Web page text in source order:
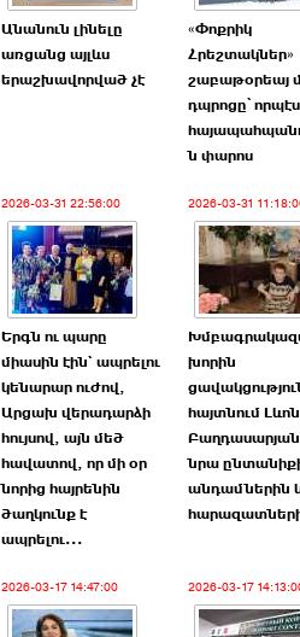
Անանուն լինելը
առցանց այլևս
երաշխավորված չէ
«Փոքրիկ
Հրեշտակներ»
շաբաթօրեայ
դպրոցը՝ որպէս
ն փարոս
2026-03-31 22:56:00
Երգն ու պարը
միասին էին` ապրելու
կենարար ուժով,
Արցախ վերադարձի
հույսով, այն մեծ
հավատով, որ մի օր
նորից հայրենին
ծաղկունք է
ապրելու...
2026-03-31
խորին
հայտնում Լևոն
նրա
անդամներին
2026-03-17 14:47:00 2026-03-17